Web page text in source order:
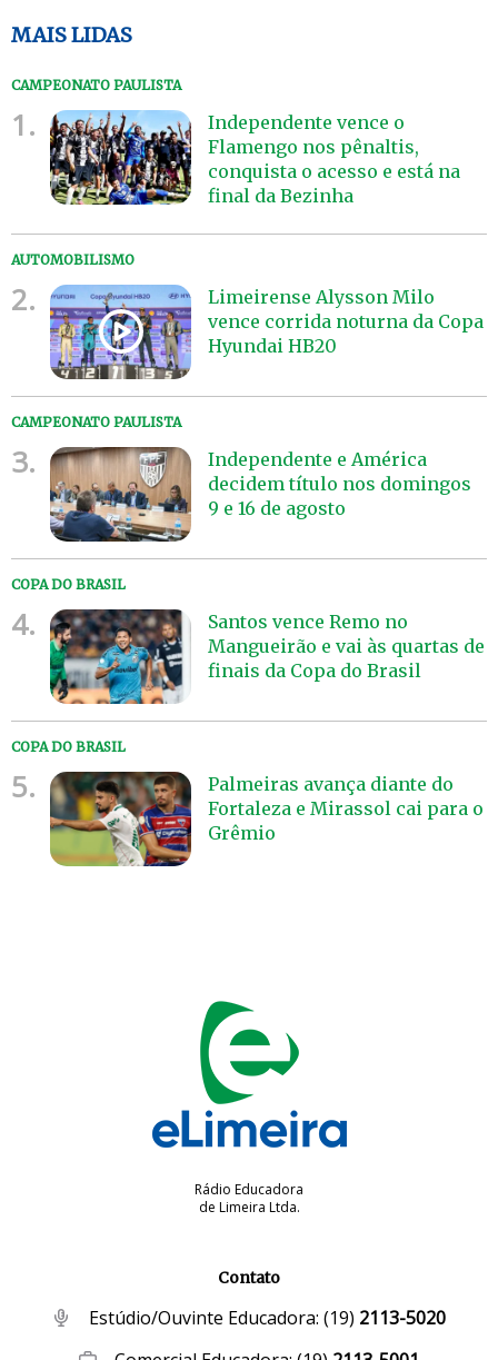
MAIS LIDAS
CAMPEONATO PAULISTA
1.
Independente vence o
Flamengo nos pênaltis,
conquista o acesso e está na
final da Bezinha
AUTOMOBILISMO
2.
Limeirense Alysson Milo
vence corrida noturna da Copa
Hyundai HB20
CAMPEONATO PAULISTA
3.
Independente e América
decidem título nos domingos
9 e 16 de agosto
COPA DO BRASIL
4.
Santos vence Remo no
Mangueirão e vai às quartas de
finais da Copa do Brasil
COPA DO BRASIL
5.
Palmeiras avança diante do
Fortaleza e Mirassol cai para o
Grêmio
Rádio Educadora
de Limeira Ltda.
Contato
Estúdio/Ouvinte Educadora: (19) 2113-5020